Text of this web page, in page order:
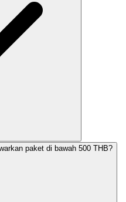
paket di bawah 500 THB?